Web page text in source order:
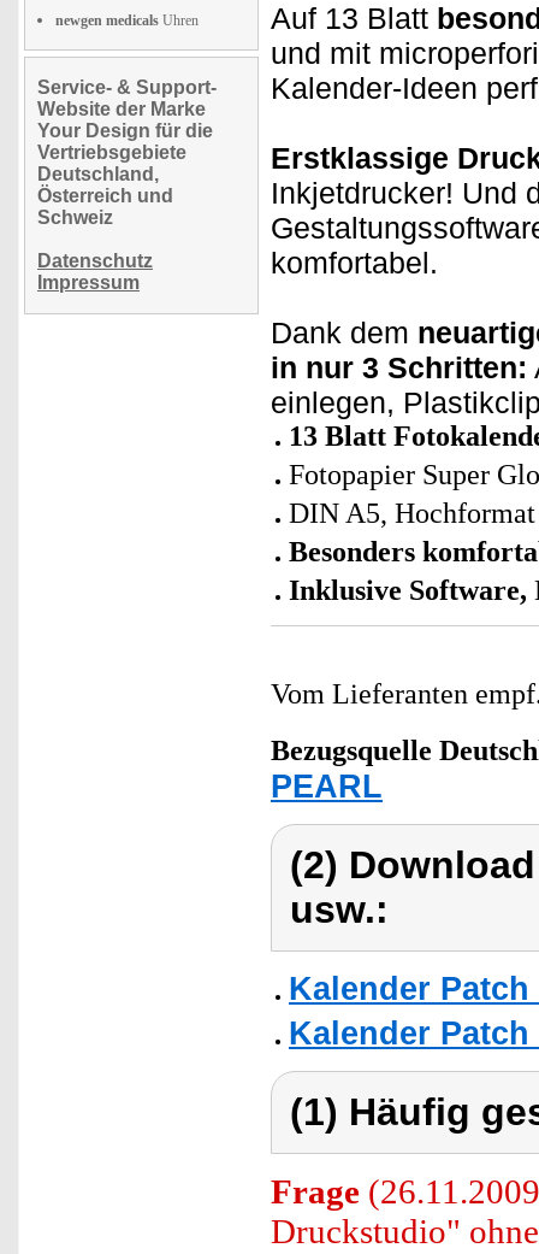
newgen medicals Uhren
Service- & Support-
Website der Marke
Your Design für die
Vertriebsgebiete
Deutschland,
Österreich und
Schweiz
Datenschutz
Impressum
Auf 13 Blatt
und mit
Kalender-Ideen
Erstklassige
Inkjetdrucker! Und
komfortabel.
Dank dem
in nur 3 Schritten:
einlegen,
13 Blatt
Fotopapier Super
DIN A5,
Besonders
Inklusive Software,
Vom Lieferanten
Bezugsquelle
PEARL
(2)
usw.:
Kalender Patch
Kalender Patch
(1) Häufig
Frage
Druckstudio"